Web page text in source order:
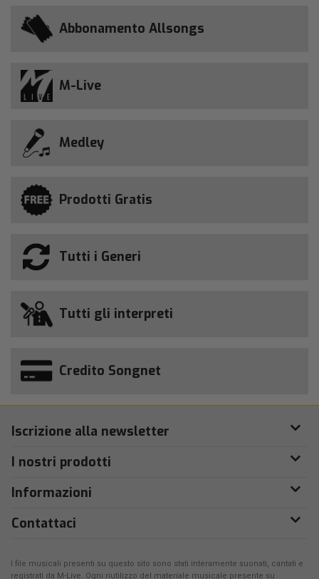
Abbonamento Allsongs
M-Live
Medley
Prodotti Gratis
Tutti i Generi
Tutti gli interpreti
Credito Songnet
Iscrizione alla newsletter
I nostri prodotti
Informazioni
Contattaci
I file musicali presenti su questo sito sono stati interamente suonati, cantati e
registrati da M-Live . Ogni riutilizzo del materiale musicale presente su